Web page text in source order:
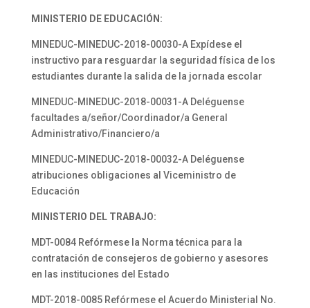
MINISTERIO DE EDUCACIÓN:
MINEDUC-MINEDUC-2018-00030-A Expídese el
instructivo para resguardar la seguridad física de los
estudiantes durante la salida de la jornada escolar
MINEDUC-MINEDUC-2018-00031-A Deléguense
facultades a/señor/Coordinador/a General
Administrativo/Financiero/a
MINEDUC-MINEDUC-2018-00032-A Deléguense
atribuciones obligaciones al Viceministro de
Educación
MINISTERIO DEL TRABAJO:
MDT-0084 Refórmese la Norma técnica para la
contratación de consejeros de gobierno y asesores
en las instituciones del Estado
MDT-2018-0085 Refórmese el Acuerdo Ministerial No.